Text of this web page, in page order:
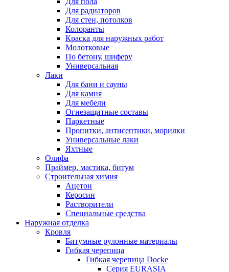
Для радиаторов
Для стен, потолков
Колоранты
Краска для наружных работ
Молотковые
По бетону, шиферу
Универсальная
Лаки
Для бани и сауны
Для камня
Для мебели
Огнезащитные составы
Паркетные
Пропитки, антисептики, морилки
Универсальные лаки
Яхтные
Олифа
Праймер, мастика, битум
Строительная химия
Ацетон
Керосин
Растворители
Специальные средства
Наружная отделка
Кровля
Битумные рулонные материалы
Гибкая черепица
Гибкая черепица Docke
Серия EURASIA